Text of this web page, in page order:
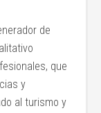
de
que
y
al turismo y